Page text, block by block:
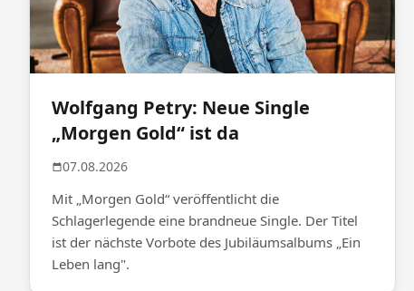
Wolfgang Petry: Neue Single
„Morgen Gold“ ist da
07.08.2026
Mit „Morgen Gold“ veröffentlicht die
Schlagerlegende eine brandneue Single. Der Titel
ist der nächste Vorbote des Jubiläumsalbums „Ein
Leben lang".